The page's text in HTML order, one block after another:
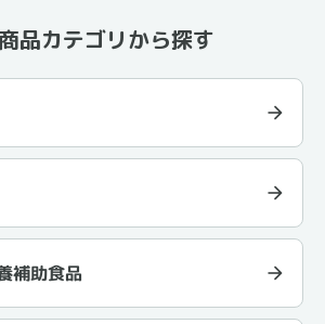
商品カテゴリから探す
補助食品